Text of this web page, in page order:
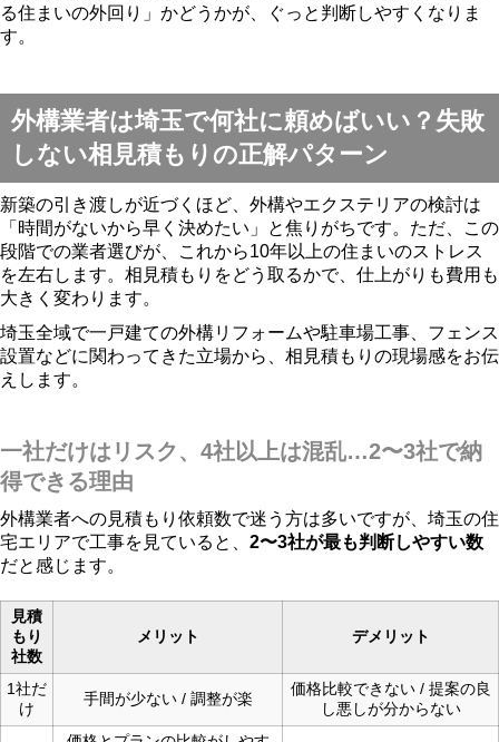
る住まいの外回り」かどうかが、ぐっと判断しやすくなりま
す。
外構業者は埼玉で何社に頼めばいい？失敗
しない相見積もりの正解パターン
新築の引き渡しが近づくほど、外構やエクステリアの検討は
「時間がないから早く決めたい」と焦りがちです。ただ、この
段階での業者選びが、これから10年以上の住まいのストレス
を左右します。相見積もりをどう取るかで、仕上がりも費用も
大きく変わります。
埼玉全域で一戸建ての外構リフォームや駐車場工事、フェンス
設置などに関わってきた立場から、相見積もりの現場感をお伝
えします。
一社だけはリスク、4社以上は混乱…2〜3社で納
得できる理由
外構業者への見積もり依頼数で迷う方は多いですが、埼玉の住
宅エリアで工事を見ていると、 2〜3社が最も判断しやすい数
だと感じます。
見積
もり
社数
メリット デメリット
1社だ
け
手間が少ない / 調整が楽
価格比較できない / 提案の良
し悪しが分からない